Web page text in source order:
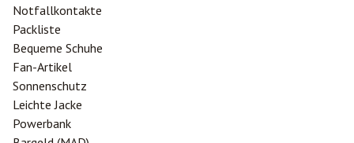
Notfallkontakte
Packliste
Bequeme Schuhe
Fan-Artikel
Sonnenschutz
Leichte Jacke
Powerbank